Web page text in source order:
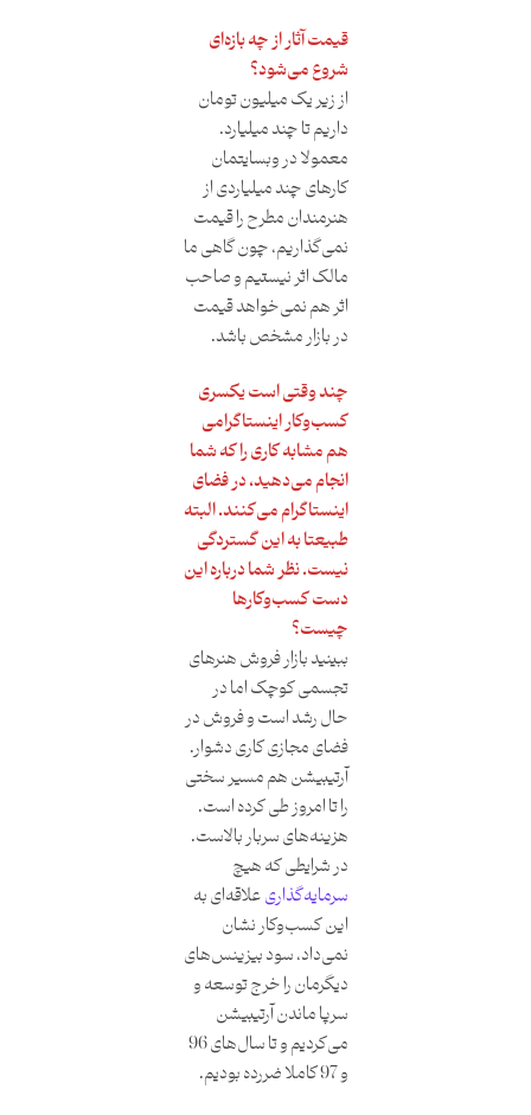
قیمت آثار از چه بازه‌ای
شروع می‌شود؟
از زیر یک میلیون تومان
داریم تا چند میلیارد.
معمولا در وبسایتمان
کارهای چند میلیاردی از
هنرمندان مطرح را قیمت
نمی‌گذاریم، چون گاهی ما
مالک اثر نیستیم و صاحب
اثر هم نمی‌خواهد قیمت
در بازار مشخص باشد.
چند وقتی است یکسری
کسب‌وکار اینستاگرامی
هم مشابه کاری را که شما
انجام می‌دهید، در فضای
اینستاگرام می‌کنند. البته
طبیعتا به این گستردگی
نیست. نظر شما درباره این
دست کسب‌و‌کارها
چیست؟
ببینید بازار فروش هنرهای
تجسمی کوچک اما در
حال رشد است و فروش در
فضای مجازی کاری دشوار.
آرتیبیشن هم مسیر سختی
را تا امروز طی کرده است.
هزینه‌های سربار بالاست.
در شرایطی که هیچ
سرمایه‌گذاریعلاقه‌ای به
این کسب‌و‌کار نشان
نمی‌داد، سود بیزینس‌های
دیگرمان را خرج توسعه و
سرپا ماندن آرتیبیشن
می‌کردیم و تا سال‌های 96
و 97 کاملا ضررده بودیم.